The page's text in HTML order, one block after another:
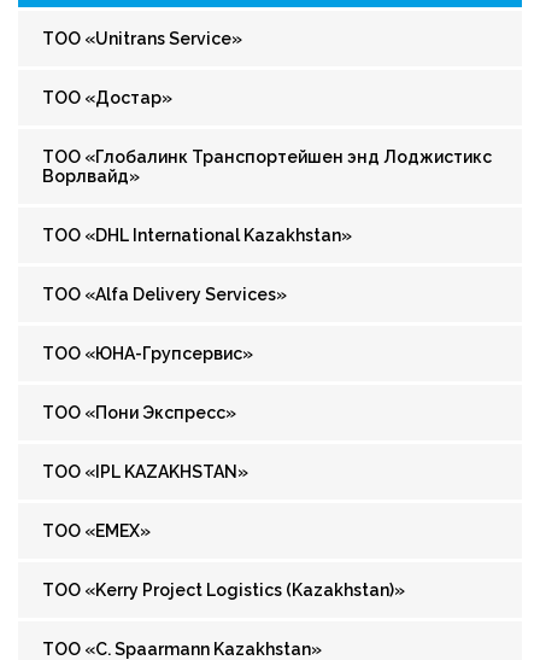
ТОО «Unitrans Service»
ТОО «Достар»
ТОО «Глобалинк Транспортейшен энд Лоджистикс
Ворлвайд»
ТОО «DHL International Kazakhstan»
ТОО «Alfa Delivery Services»
ТОО «ЮНА-Групсервис»
ТОО «Пони Экспресс»
ТОО «IPL KAZAKHSTAN»
ТОО «EMEX»
ТОО «Kerry Project Logistics (Kazakhstan)»
ТОО «C. Spaarmann Kazakhstan»